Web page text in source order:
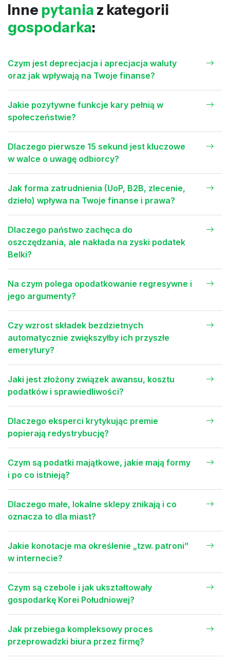
Inne pytania z kategorii
gospodarka:
Czym jest deprecjacja i aprecjacja waluty
oraz jak wpływają na Twoje finanse?
Jakie pozytywne funkcje kary pełnią w
społeczeństwie?
Dlaczego pierwsze 15 sekund jest kluczowe
w walce o uwagę odbiorcy?
Jak forma zatrudnienia (UoP, B2B, zlecenie,
dzieło) wpływa na Twoje finanse i prawa?
Dlaczego państwo zachęca do
oszczędzania, ale nakłada na zyski podatek
Belki?
Na czym polega opodatkowanie regresywne i
jego argumenty?
Czy wzrost składek bezdzietnych
automatycznie zwiększyłby ich przyszłe
emerytury?
Jaki jest złożony związek awansu, kosztu
podatków i sprawiedliwości?
Dlaczego eksperci krytykując premie
popierają redystrybucję?
Czym są podatki majątkowe, jakie mają formy
i po co istnieją?
Dlaczego małe, lokalne sklepy znikają i co
oznacza to dla miast?
Jakie konotacje ma określenie „tzw. patroni”
w internecie?
Czym są czebole i jak ukształtowały
gospodarkę Korei Południowej?
Jak przebiega kompleksowy proces
przeprowadzki biura przez firmę?